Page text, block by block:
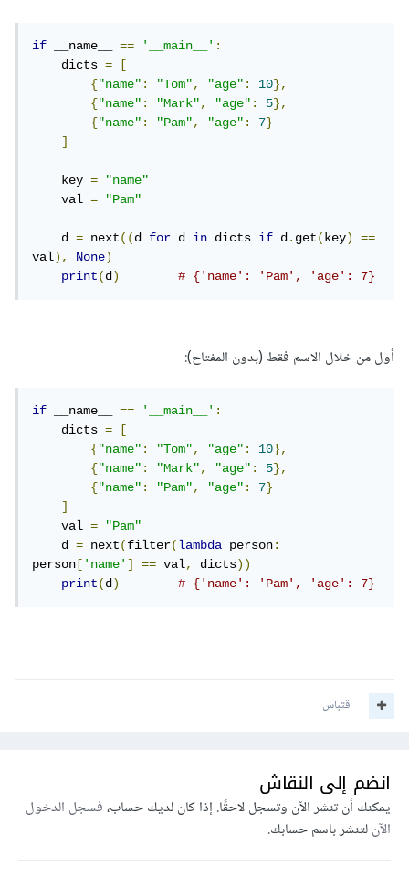
if __name__ == '__main__':
    dicts
=
[
{"name": "Tom", "age": 10},
{"name": "Mark", "age": 5},
{"name": "Pam", "age": 7}
]
    key
=
"name"
    val
= "Pam"
    d
= next((d for d in dicts if d.get(key)
==
val), None)
print(d) # {'name': 'Pam', 'age': 7}
أول من خلال الاسم فقط (بدون المفتاح):
if __name__ == '__main__':
    dicts
=
[
{"name": "Tom", "age": 10},
{"name": "Mark", "age": 5},
{"name": "Pam", "age": 7}
]
    val
=
"Pam"
    d
= next(filter(lambda person:
person ['name'] == val, dicts))
print(d) # {'name': 'Pam', 'age': 7}
اقتباس
انضم إلى النقاش
يمكنك أن تنشر الآن وتسجل لاحقًا. إذا كان لديك حساب،فسجل الدخول
الآنلتنشر باسم حسابك.